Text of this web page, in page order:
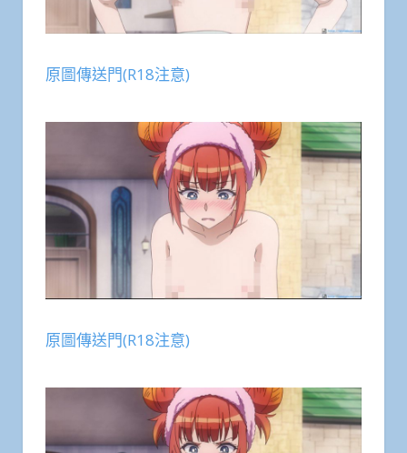
原圖傳送門(R18注意)
原圖傳送門(R18注意)